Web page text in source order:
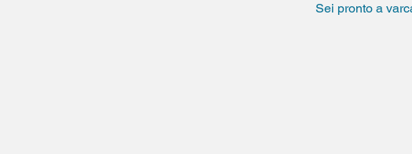
Sei pronto a